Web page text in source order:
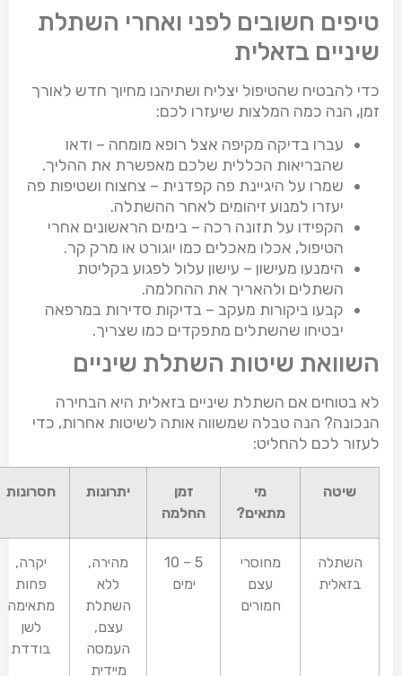
טיפים חשובים לפני ואחרי השתלת
שיניים בזאלית
כדי להבטיח שהטיפול יצליח ושתיהנו מחיוך חדש לאורך
זמן, הנה כמה המלצות שיעזרו לכם:
עברו בדיקה מקיפה אצל רופא מומחה – ודאו
שהבריאות הכללית שלכם מאפשרת את ההליך.
שמרו על היגיינת פה קפדנית – צחצוח ושטיפות פה
יעזרו למנוע זיהומים לאחר ההשתלה.
הקפידו על תזונה רכה – בימים הראשונים אחרי
הטיפול, אכלו מאכלים כמו יוגורט או מרק קר.
הימנעו מעישון – עישון עלול לפגוע בקליטת
השתלים ולהאריך את ההחלמה.
קבעו ביקורות מעקב – בדיקות סדירות במרפאה
יבטיחו שהשתלים מתפקדים כמו שצריך.
השוואת שיטות השתלת שיניים
לא בטוחים אם השתלת שיניים בזאלית היא הבחירה
הנכונה? הנה טבלה שמשווה אותה לשיטות אחרות, כדי
לעזור לכם להחליט:
שיטה
מי
מתאים?
זמן
החלמה
יתרונות חסרונות
השתלה
בזאלית
מחוסרי
עצם
חמורים
10 – 5
ימים
מהירה,
ללא
השתלת
עצם,
העמסה
מיידית
יקרה,
פחות
מתאימה
לשן
בודדת